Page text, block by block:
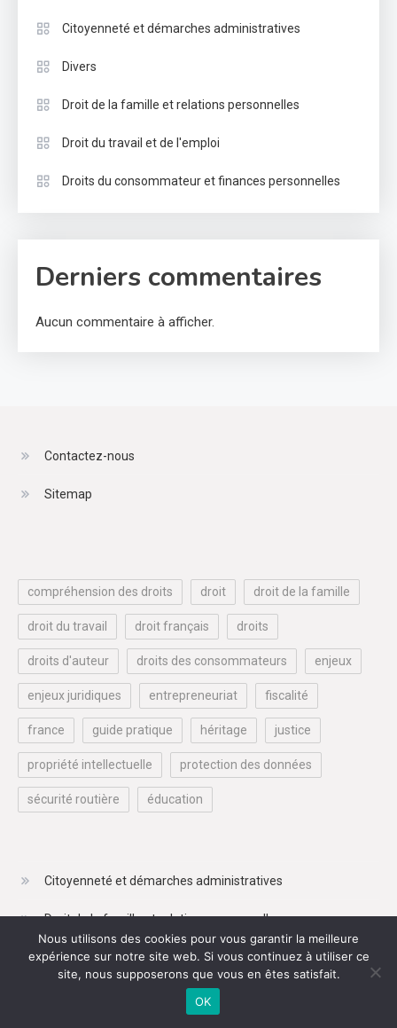
Citoyenneté et démarches administratives
Divers
Droit de la famille et relations personnelles
Droit du travail et de l'emploi
Droits du consommateur et finances personnelles
Derniers commentaires
Aucun commentaire à afficher.
Contactez-nous
Sitemap
compréhension des droits droit droit de la famille
droit du travail droit français droits
droits d'auteur droits des consommateurs enjeux
enjeux juridiques entrepreneuriat fiscalité
france guide pratique héritage justice
propriété intellectuelle protection des données
sécurité routière éducation
Citoyenneté et démarches administratives
Droit de la famille et relations personnelles
Droit du travail et de l'emploi
Droits du consommateur et finances personnelles
Nous utilisons des cookies pour vous garantir la meilleure
expérience sur notre site web. Si vous continuez à utiliser ce
site, nous supposerons que vous en êtes satisfait.
OK